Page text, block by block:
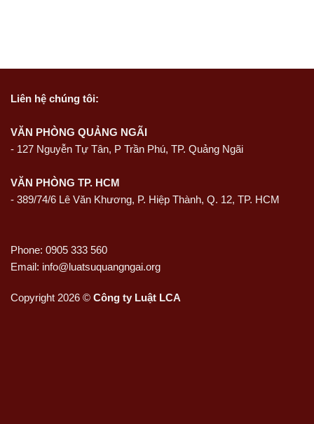
Liên hệ chúng tôi:
VĂN PHÒNG QUẢNG NGÃI
- 127 Nguyễn Tự Tân, P Trần Phú, TP. Quảng Ngãi
VĂN PHÒNG TP. HCM
- 389/74/6 Lê Văn Khương, P. Hiệp Thành, Q. 12, TP. HCM
Phone: 0905 333 560
Email: info@luatsuquangngai.org
Copyright 2026 © Công ty Luật LCA